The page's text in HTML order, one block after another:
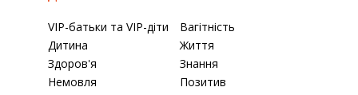
VIP-батьки та VIP-діти
Вагітність
Дитина
Життя
Здоров'я
Знання
Немовля
Позитив